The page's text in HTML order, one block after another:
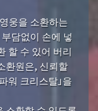
웅을 소환하는
부담없이 손에 넣
할 수 있어 버리
환원은, 신뢰할
워 크리스탈」을